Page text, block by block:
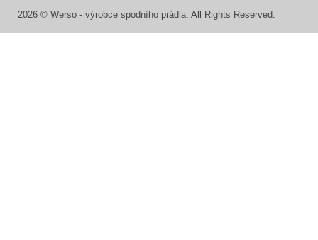
2026 © Werso - výrobce spodního prádla. All Rights Reserved.